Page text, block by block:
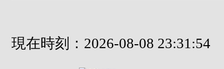
現在時刻：2026-08-08 23:31:54